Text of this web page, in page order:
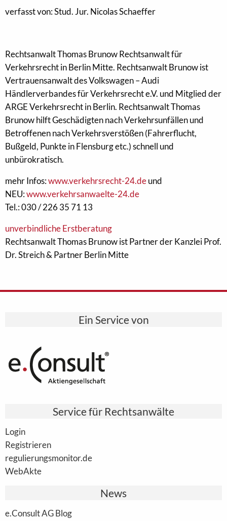
verfasst von: Stud. Jur. Nicolas Schaeffer
Rechtsanwalt Thomas Brunow Rechtsanwalt für
Verkehrsrecht in Berlin Mitte. Rechtsanwalt Brunow ist
Vertrauensanwalt des Volkswagen – Audi
Händlerverbandes für Verkehrsrecht e.V. und Mitglied der
ARGE Verkehrsrecht in Berlin. Rechtsanwalt Thomas
Brunow hilft Geschädigten nach Verkehrsunfällen und
Betroffenen nach Verkehrsverstößen (Fahrerflucht,
Bußgeld, Punkte in Flensburg etc.) schnell und
unbürokratisch.
mehr Infos:www.verkehrsrecht-24.deund
NEU:www.verkehrsanwaelte-24.de
Tel.: 030 / 226 35 71 13
unverbindliche Erstberatung
Rechtsanwalt Thomas Brunow ist Partner der Kanzlei Prof.
Dr. Streich & Partner Berlin Mitte
Ein Service von
Service für Rechtsanwälte
Login
Registrieren
regulierungsmonitor.de
WebAkte
News
e.Consult AG Blog